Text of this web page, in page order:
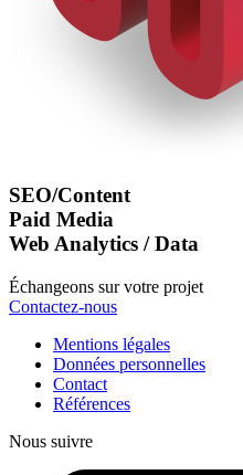
SEO/Content
Paid Media
Web Analytics / Data
Échangeons sur votre projet
Contactez-nous
Mentions légales
Données personnelles
Contact
Références
Nous suivre